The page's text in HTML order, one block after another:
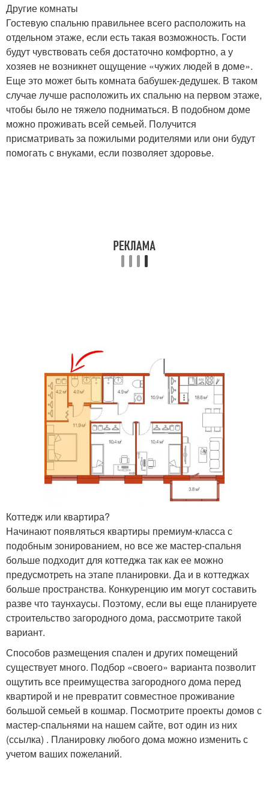
Другие комнаты
Гостевую спальню правильнее всего расположить на
отдельном этаже, если есть такая возможность. Гости
будут чувствовать себя достаточно комфортно, а у
хозяев не возникнет ощущение «чужих людей в доме».
Еще это может быть комната бабушек-дедушек. В таком
случае лучше расположить их спальню на первом этаже,
чтобы было не тяжело подниматься. В подобном доме
можно проживать всей семьей. Получится
присматривать за пожилыми родителями или они будут
помогать с внуками, если позволяет здоровье.
Коттедж или квартира?
Начинают появляться квартиры премиум-класса с
подобным зонированием, но все же мастер-спальня
больше подходит для коттеджа так как ее можно
предусмотреть на этапе планировки. Да и в коттеджах
больше пространства. Конкуренцию им могут составить
разве что таунхаусы. Поэтому, если вы еще планируете
строительство загородного дома, рассмотрите такой
вариант.
Способов размещения спален и других помещений
существует много. Подбор «своего» варианта позволит
ощутить все преимущества загородного дома перед
квартирой и не превратит совместное проживание
большой семьей в кошмар. Посмотрите проекты домов с
мастер-спальнями на нашем сайте, вот один из них
(ссылка) . Планировку любого дома можно изменить с
учетом ваших пожеланий.